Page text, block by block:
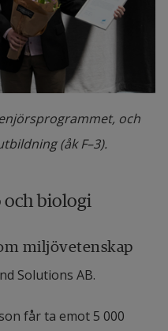
och
(åk F–3).
biologi
miljövetenskap
Solutions AB.
får ta emot 5 000